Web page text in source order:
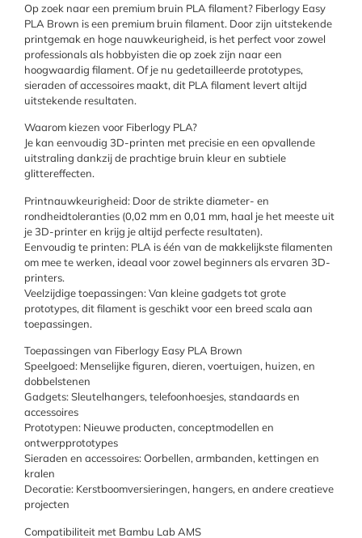
Op zoek naar een premium bruin PLA filament? Fiberlogy Easy
PLA Brown is een premium bruin filament. Door zijn uitstekende
printgemak en hoge nauwkeurigheid, is het perfect voor zowel
professionals als hobbyisten die op zoek zijn naar een
hoogwaardig filament. Of je nu gedetailleerde prototypes,
sieraden of accessoires maakt, dit PLA filament levert altijd
uitstekende resultaten.
Waarom kiezen voor Fiberlogy PLA?
Je kan eenvoudig 3D-printen met precisie en een opvallende
uitstraling dankzij de prachtige bruin kleur en subtiele
glittereffecten.
Printnauwkeurigheid: Door de strikte diameter- en
rondheidtoleranties (0,02 mm en 0,01 mm, haal je het meeste uit
je 3D-printer en krijg je altijd perfecte resultaten).
Eenvoudig te printen: PLA is één van de makkelijkste filamenten
om mee te werken, ideaal voor zowel beginners als ervaren 3D-
printers.
Veelzijdige toepassingen: Van kleine gadgets tot grote
prototypes, dit filament is geschikt voor een breed scala aan
toepassingen.
Toepassingen van Fiberlogy Easy PLA Brown
Speelgoed: Menselijke figuren, dieren, voertuigen, huizen, en
dobbelstenen
Gadgets: Sleutelhangers, telefoonhoesjes, standaards en
accessoires
Prototypen: Nieuwe producten, conceptmodellen en
ontwerpprototypes
Sieraden en accessoires: Oorbellen, armbanden, kettingen en
kralen
Decoratie: Kerstboomversieringen, hangers, en andere creatieve
projecten
Compatibiliteit met Bambu Lab AMS